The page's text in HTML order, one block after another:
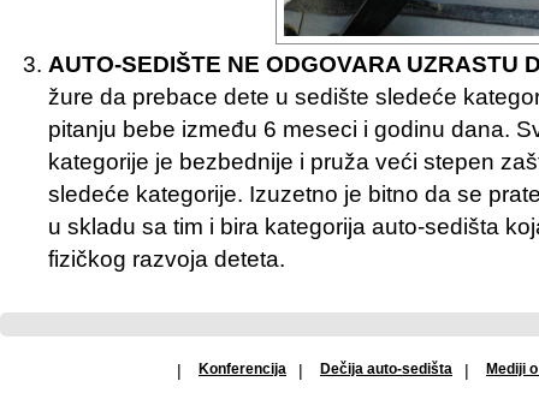
AUTO-SEDIŠTE NE ODGOVARA UZRASTU
žure da prebace dete u sedište sledeće
pitanju bebe između 6 meseci i godinu dana.
kategorije je bezbednije i pruža veći stepen
sledeće kategorije. Izuzetno je bitno da se
u skladu sa tim i bira kategorija auto-sedišta
fizičkog razvoja deteta.
| Konferencija | Dečija auto-sedišta | Mediji